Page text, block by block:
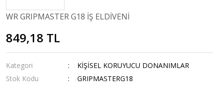
WR GRIPMASTER G18 İŞ ELDİVENİ
849,18 TL
Kategori
KİŞİSEL KORUYUCU DONANIMLAR
Stok Kodu
GRIPMASTERG18